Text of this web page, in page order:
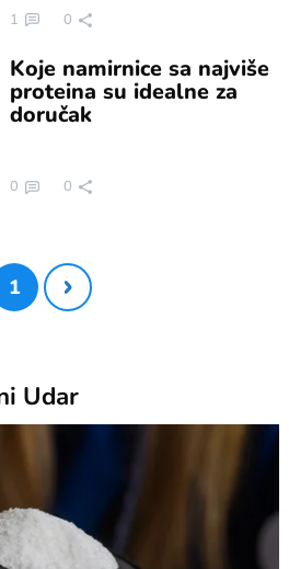
1 0
Koje namirnice sa najviše
proteina su idealne za
doručak
0 0
1
Udar